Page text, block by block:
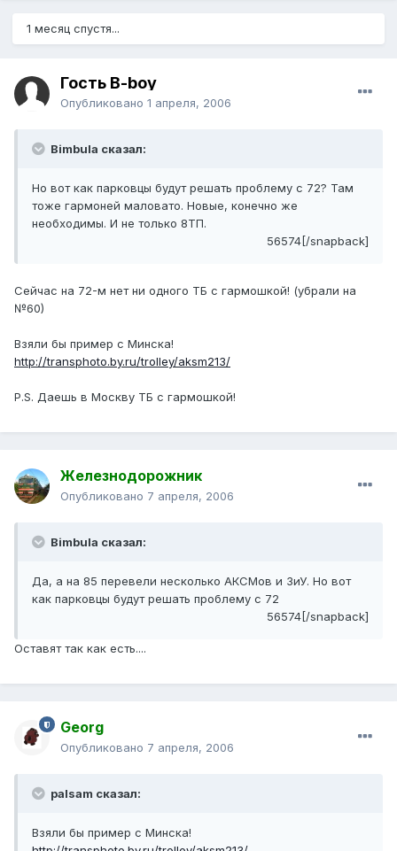
1 месяц спустя...
Гость B-boy
Опубликовано 1 апреля, 2006
Bimbula сказал:
Но вот как парковцы будут решать проблему с 72? Там
тоже гармоней маловато. Новые, конечно же
необходимы. И не только 8ТП.
56574[/snapback]
Сейчас на 72-м нет ни одного ТБ с гармошкой! (убрали на
№60)
Взяли бы пример с Минска!
http://transphoto.by.ru/trolley/aksm213/
P.S. Даешь в Москву ТБ с гармошкой!
Железнодорожник
Опубликовано 7 апреля, 2006
Bimbula сказал:
Да, а на 85 перевели несколько АКСМов и ЗиУ. Но вот
как парковцы будут решать проблему с 72
56574[/snapback]
Оставят так как есть....
Georg
Опубликовано 7 апреля, 2006
palsam сказал:
Взяли бы пример с Минска!